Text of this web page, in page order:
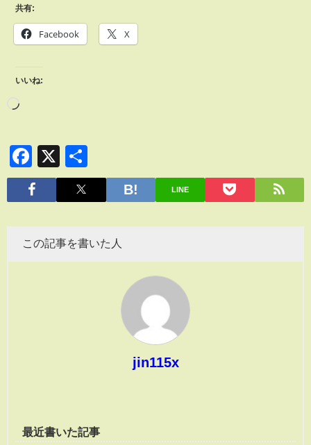
共有:
Facebook X
いいね:
Facebook
X
有
LINE
この記事を書いた人
jin115x
最近書いた記事